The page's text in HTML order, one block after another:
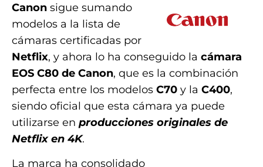
Canon sigue sumando
modelos a la lista de
cámaras certificadas por
Netflix, y ahora lo ha conseguido la cámara
EOS C80 de Canon, que es la combinación
perfecta entre los modelos C70 y la C400,
siendo oficial que esta cámara ya puede
utilizarse en producciones originales de
Netflix en 4K.
La marca ha consolidado